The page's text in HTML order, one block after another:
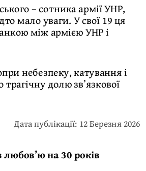
– сотника армії УНР,
мало уваги. У свої 19 ця
між армією УНР і
небезпеку, катування і
долю звʼязкової
Дата публікації: 12 Березня 2026
на 30 років